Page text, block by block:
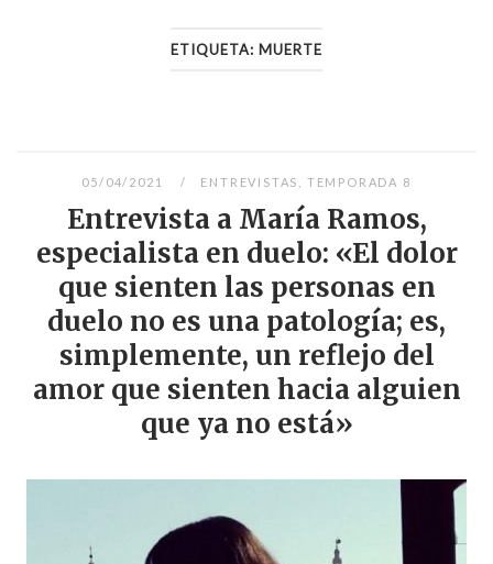
ETIQUETA: MUERTE
05/04/2021 ENTREVISTAS TEMPORADA 8
Entrevista a María Ramos,
especialista en duelo: «El dolor
que sienten las personas en
duelo no es una patología; es,
simplemente, un reflejo del
amor que sienten hacia alguien
que ya no está»